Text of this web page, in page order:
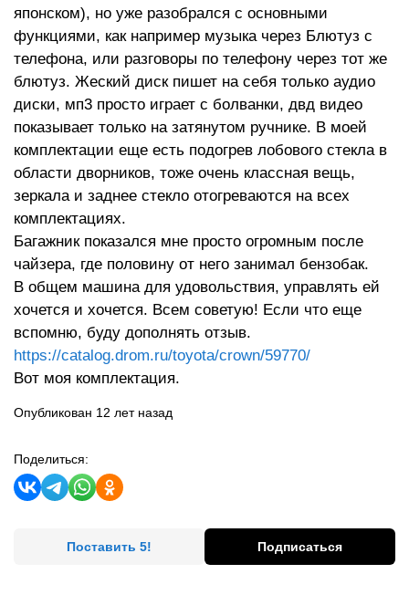
японском), но уже разобрался с основными
функциями, как например музыка через Блютуз с
телефона, или разговоры по телефону через тот же
блютуз. Жеский диск пишет на себя только аудио
диски, мп3 просто играет с болванки, двд видео
показывает только на затянутом ручнике. В моей
комплектации еще есть подогрев лобового стекла в
области дворников, тоже очень классная вещь,
зеркала и заднее стекло отогреваются на всех
комплектациях.
Багажник показался мне просто огромным после
чайзера, где половину от него занимал бензобак.
В общем машина для удовольствия, управлять ей
хочется и хочется. Всем советую! Если что еще
вспомню, буду дополнять отзыв.
https://catalog.drom.ru/toyota/crown/59770/
Вот моя комплектация.
Опубликован 12 лет назад
Поделиться:
Поставить 5! Подписаться